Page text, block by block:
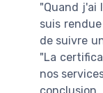
"Quand j'ai
suis
de suivre
"La
nos